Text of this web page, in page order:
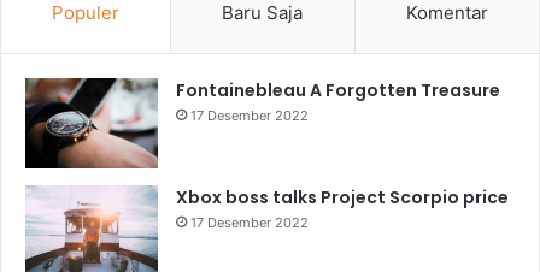
Populer Baru Saja Komentar
Fontainebleau A Forgotten Treasure
17 Desember 2022
Xbox boss talks Project Scorpio price
17 Desember 2022